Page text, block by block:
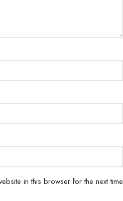
in this browser for the next time